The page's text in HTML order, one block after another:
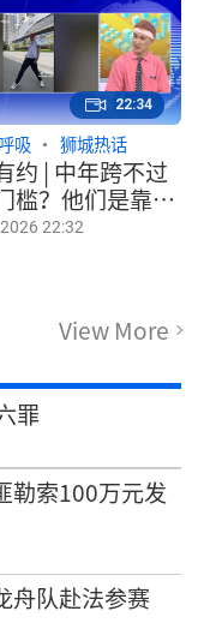
约 | 中年跨不过
槛？他们是靠
圈粉、为兴趣
吸 狮城热话
22:32
22:34
View More
罪
勒索100万元发
舟队赴法参赛